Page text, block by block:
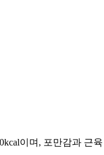
이며, 포만감과 근